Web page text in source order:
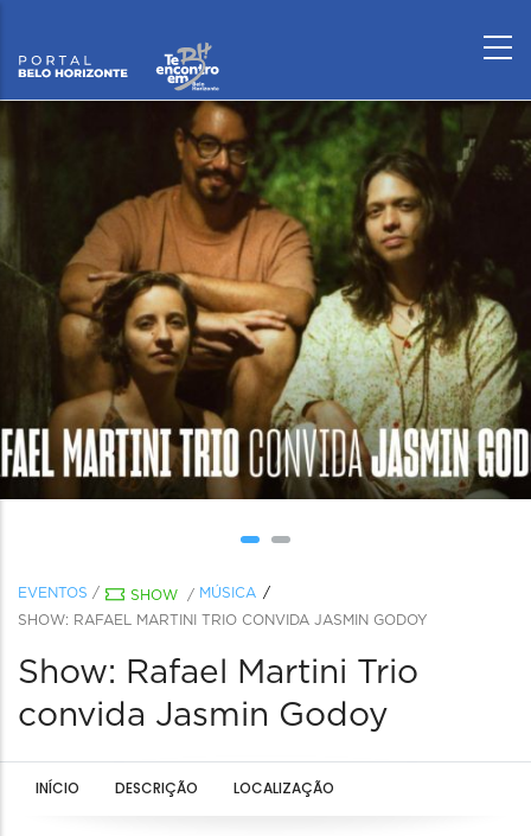
EVENTOS / SHOW / MÚSICA
SHOW: RAFAEL MARTINI TRIO CONVIDA JASMIN GODOY
Show: Rafael Martini Trio
convida Jasmin Godoy
INÍCIO DESCRIÇÃO LOCALIZAÇÃO